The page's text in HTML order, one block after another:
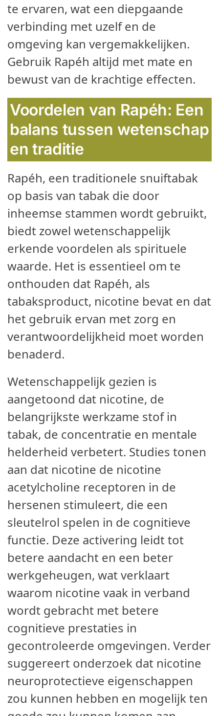
te ervaren, wat een diepgaande
verbinding met uzelf en de
omgeving kan vergemakkelijken.
Gebruik Rapéh altijd met mate en
bewust van de krachtige effecten.
Voordelen van Rapéh: Een
balans tussen wetenschap
en traditie
Rapéh, een traditionele snuiftabak
op basis van tabak die door
inheemse stammen wordt gebruikt,
biedt zowel wetenschappelijk
erkende voordelen als spirituele
waarde. Het is essentieel om te
onthouden dat Rapéh, als
tabaksproduct, nicotine bevat en dat
het gebruik ervan met zorg en
verantwoordelijkheid moet worden
benaderd.
Wetenschappelijk gezien is
aangetoond dat nicotine, de
belangrijkste werkzame stof in
tabak, de concentratie en mentale
helderheid verbetert. Studies tonen
aan dat nicotine de nicotine
acetylcholine receptoren in de
hersenen stimuleert, die een
sleutelrol spelen in de cognitieve
functie. Deze activering leidt tot
betere aandacht en een beter
werkgeheugen, wat verklaart
waarom nicotine vaak in verband
wordt gebracht met betere
cognitieve prestaties in
gecontroleerde omgevingen. Verder
suggereert onderzoek dat nicotine
neuroprotectieve eigenschappen
zou kunnen hebben en mogelijk ten